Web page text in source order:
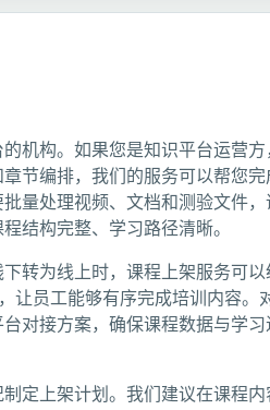
机构。如果您是知识平台运营方
节编排，我们的服务可以帮您完
量处理视频、文档和测验文件，
结构完整、学习路径清晰。
转为线上时，课程上架服务可以
让员工能够有序完成培训内容。
对接方案，确保课程数据与学习
定上架计划。我们建议在课程内